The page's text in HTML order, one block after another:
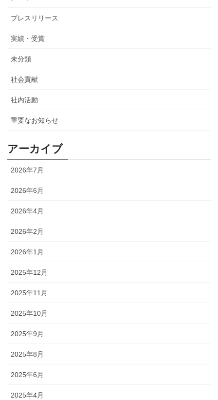
プレスリリース
実績・受賞
未分類
社会貢献
社内活動
重要なお知らせ
アーカイブ
2026年7月
2026年6月
2026年4月
2026年2月
2026年1月
2025年12月
2025年11月
2025年10月
2025年9月
2025年8月
2025年6月
2025年4月